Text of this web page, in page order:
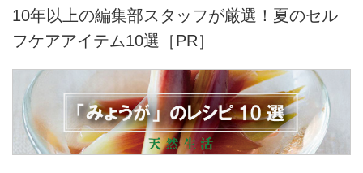
10年以上の編集部スタッフが厳選！夏のセル
フケアアイテム10選［PR］